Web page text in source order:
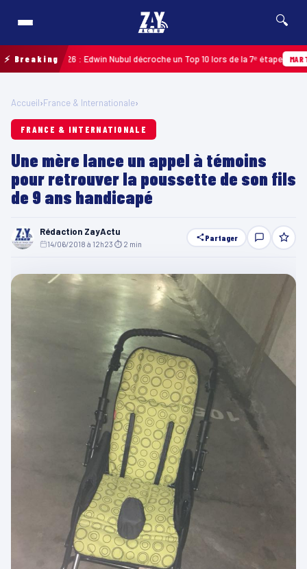
🔍
⚡ Breaking2026 : Edwin Nubul décroche un Top 10 lors de la 7ᵉ étape
Accueil›France & Internationale›
FRANCE & INTERNATIONALE
Une mère lance un appel à témoins
pour retrouver la poussette de son fils
de 9 ans handicapé
Rédaction ZayActu
14/06/2018 à 12h23 ⏱ 2 min
Partager